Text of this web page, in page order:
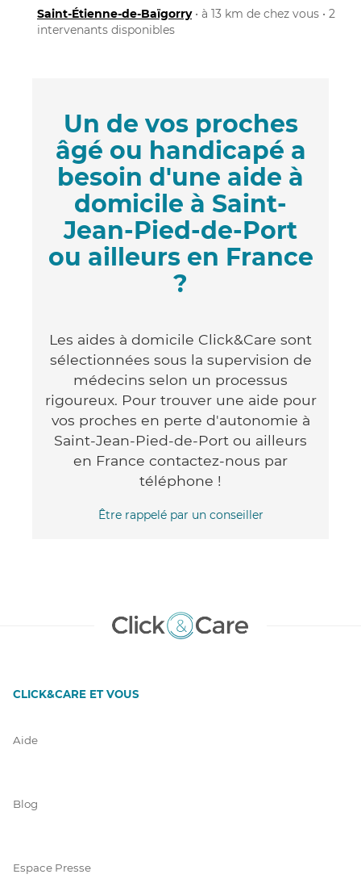
Saint-Étienne-de-Baïgorry• à 13 km de chez vous • 2
intervenants disponibles
Un de vos proches
âgé ou handicapé a
besoin d'une aide à
domicile à Saint-
Jean-Pied-de-Port
ou ailleurs en France
?
Les aides à domicile Click&Care sont
sélectionnées sous la supervision de
médecins selon un processus
rigoureux. Pour trouver une aide pour
vos proches en perte d'autonomie à
Saint-Jean-Pied-de-Port ou ailleurs
en France contactez-nous par
téléphone !
Être rappelé par un conseiller
CLICK&CARE ET VOUS
Aide
Blog
Espace Presse